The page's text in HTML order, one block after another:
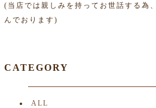
(当店では親しみを持ってお世話する為
んでおります)
CATEGORY
ALL